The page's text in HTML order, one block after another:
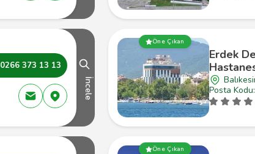
0266 373 13 13
İncele
Öne Çıkan
Erdek
Posta
Öne Çıkan